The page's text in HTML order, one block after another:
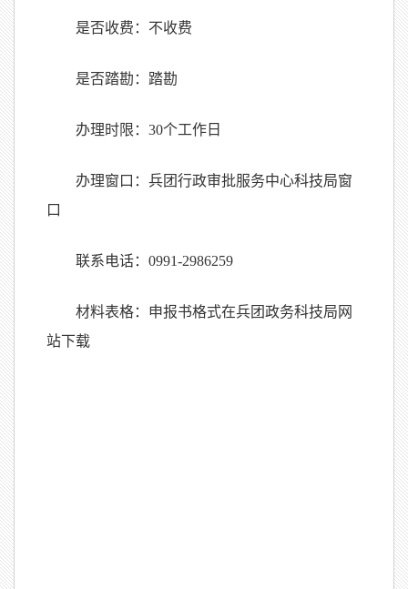
是否收费：不收费
是否踏勘：踏勘
办理时限： 30个工作日
办理窗口：兵团行政审批服务中心科技局窗
口
联系电话： 0991-2986259
材料表格：申报书格式在兵团政务科技局网
站下载